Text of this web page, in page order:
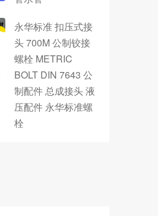
永华标准 扣压式接
头 700M 公制铰接
螺栓 METRIC
BOLT DIN 7643 公
制配件 总成接头 液
压配件 永华标准螺
栓